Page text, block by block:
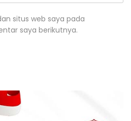
situs web saya pada
saya berikutnya.